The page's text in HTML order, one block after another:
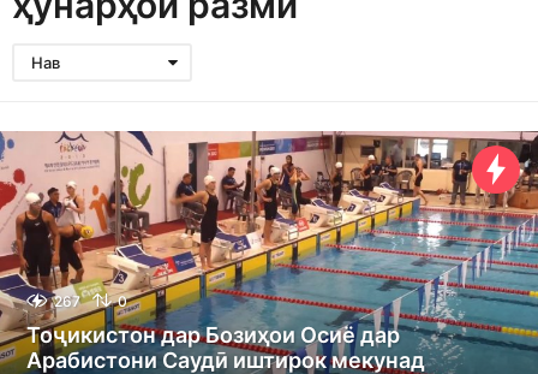
Нав
267 0
Тоҷикистон дар Бозиҳои Осиё дар
Арабистони Саудӣ иштирок мекунад